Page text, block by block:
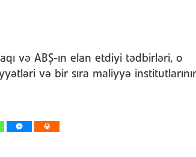
və ABŞ-ın elan etdiyi tədbirləri, o
və bir sıra maliyyə